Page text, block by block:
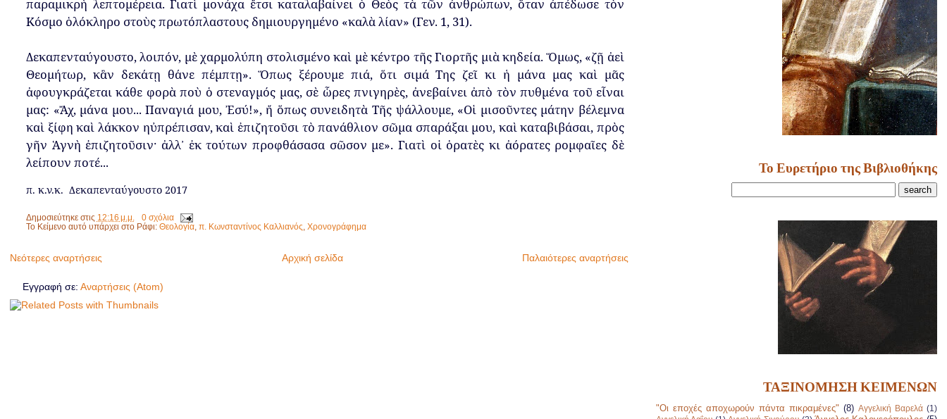
παραμικρὴ λεπτομέρεια.Γιατὶ μονάχα ἔτσι καταλαβαίνει ὁ Θεὸς τὰ τῶν ἀνθρώπων, ὅταν ἀπέδωσε τὸν
Κόσμο ὁλόκληρο στοὺςπρωτόπλαστους δημιουργημένο «καλὰλίαν» (Γεν. 1, 31).
Δεκαπενταύγουστο,λοιπόν, μὲχαρμολύπη στολισμένο καὶ μὲκέντρο τῆςΓιορτῆς μιὰκηδεία.Ὅμως, «ζῇ ἀεὶ
Θεομήτωρ, κἂν δεκάτῃ θάνε πέμπτῃ».Ὅπως ξέρουμε πιά, ὅτι σιμά Της ζεῖ κι ἡ μάνα μας καὶ μᾶς
ἀφουγκράζεται κάθε φορὰποὺ ὁ στεναγμός μας, σὲ ὧρες πνιγηρὲς, ἀνεβαίνει ἀπὸ τὸν πυθμένα τοῦ εἶναι
μας: «Ἄχ, μάνα μου...Παναγιά μου,Ἐσύ!», ἤ ὅπως συνειδητὰ Τῆς ψάλλουμε, «Οἱ μισοῦντες μάτην βέλεμνα
καὶ ξίφη καὶ λάκκον ηὐπρέπισαν,καὶ ἐπιζητοῦσι τὸ πανάθλιον σῶμα σπαράξαι μου, καὶ καταβιβάσαι,πρὸς
γῆν Ἁγνὴ ἐπιζητοῦσιν· ἀλλ᾿ ἐκ τούτων προφθάσασα σῶσον με». Γιατὶ οἱ ὁρατὲς κι ἀόρατες ρομφαῖες δὲ
λείπουν ποτέ...
π. κ.ν.κ. Δεκαπενταύγουστο2017
Δημοσιεύτηκε στις 12:16 μ.μ.
0 σχόλια
Το Κείμενο αυτό υπάρχει στο Ράφι: Θεολογία, π. Κωνσταντίνος Καλλιανός Χρονογράφημα
Νεότερες αναρτήσεις Παλαιότερες αναρτήσεις
Αρχική σελίδα
Εγγραφή σε: Αναρτήσεις (Atom)
Το Ευρετήριο της Βιβλιοθήκης
ΤΑΞΙΝΟΜΗΣΗ ΚΕΙΜΕΝΩΝ
"Οι εποχές αποχωρούν πάντα πικραμένες" (8) Αγγελική Βαρελά (1)